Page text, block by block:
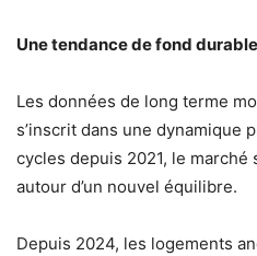
Une tendance de fond durable
Les données de long terme
s’inscrit dans une dynamique
cycles depuis 2021, le
autour d’un nouvel équilibre.
Depuis 2024, les logements